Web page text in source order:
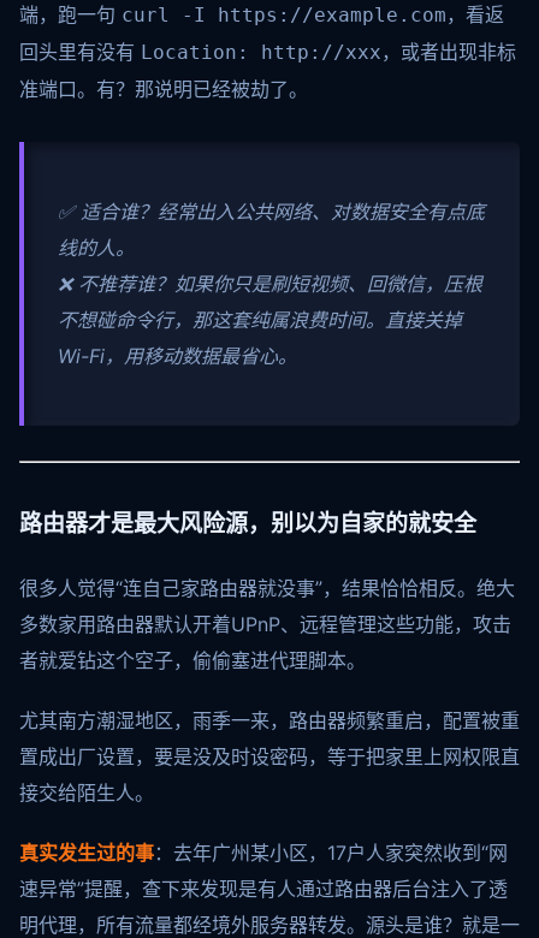
端，跑一句 curl -I https://example.com ，看返
回头里有没有 Location: http://xxx ，或者出现非标
准端口。有？那说明已经被劫了。
✅ 适合谁？经常出入公共网络、对数据安全有点底
线的人。
❌ 不推荐谁？如果你只是刷短视频、回微信，压根
不想碰命令行，那这套纯属浪费时间。直接关掉
Wi-Fi，用移动数据最省心。
路由器才是最大风险源，别以为自家的就安全
很多人觉得“连自己家路由器就没事”，结果恰恰相反。绝大
多数家用路由器默认开着UPnP、远程管理这些功能，攻击
者就爱钻这个空子，偷偷塞进代理脚本。
尤其南方潮湿地区，雨季一来，路由器频繁重启，配置被重
置成出厂设置，要是没及时设密码，等于把家里上网权限直
接交给陌生人。
真实发生过的事：去年广州某小区，17户人家突然收到“网
速异常”提醒，查下来发现是有人通过路由器后台注入了透
明代理，所有流量都经境外服务器转发。源头是谁？就是一